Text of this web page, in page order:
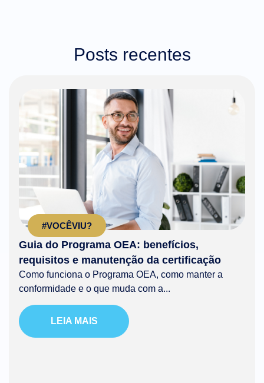
Posts recentes
#VOCÊVIU?
Guia do Programa OEA: benefícios,
requisitos e manutenção da certificação
Como funciona o Programa OEA, como manter a
conformidade e o que muda com a...
LEIA MAIS